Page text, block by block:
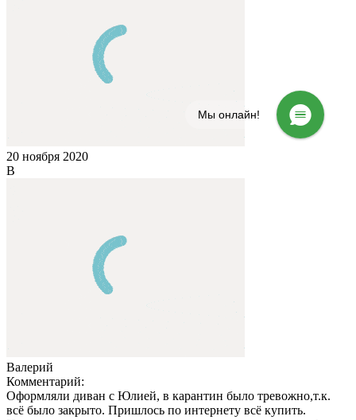
20 ноября 2020
В
Валерий
Комментарий:
Оформляли диван с Юлией, в карантин было тревожно,т.к.
всё было закрыто. Пришлось по интернету всё купить.
Мы онлайн!